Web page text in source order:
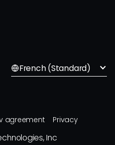
French (Standard)
agreement Privacy
Inc